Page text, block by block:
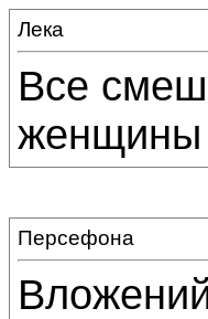
Лека
Все
женщины
Персефона